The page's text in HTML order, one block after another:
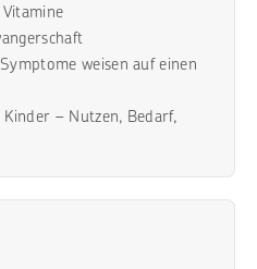
weisen auf einen
– Nutzen, Bedarf,